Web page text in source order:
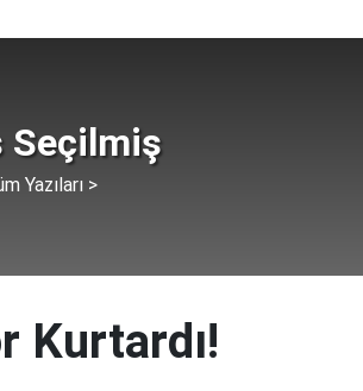
Seçilmiş
Yazıları >
Kurtardı!